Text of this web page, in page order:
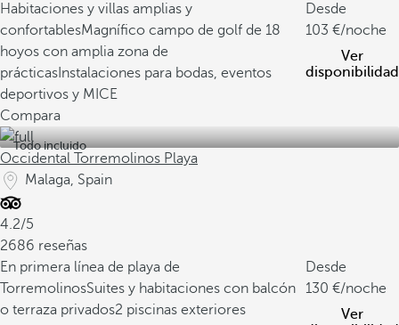
Habitaciones y villas amplias y
confortablesMagnífico campo de golf de 18
hoyos con amplia zona de
prácticas Instalaciones para bodas, eventos
deportivos y MICE
Desde
103
/noche
Ver
disponibilidad
Compara
Todo incluido
Occidental Torremolinos Playa
Malaga, Spain
4.2/5
2686 reseñas
En primera línea de playa de
TorremolinosSuites y habitaciones con balcón
o terraza privados2 piscinas exteriores
Desde
130
/noche
Ver